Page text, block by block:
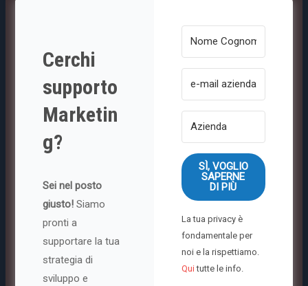
Cerchi
supporto
Marketin
g?
Sei nel posto
giusto!Siamo
pronti a
supportare la tua
strategia di
sviluppo e
SÌ, VOGLIO
SAPERNE
DI PIÙ
La tua privacy è
fondamentale per
noi e la rispettiamo.
Quitutte le info.